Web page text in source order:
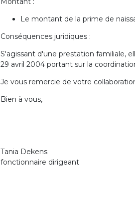
Le montant de la prime de
Conséquences juridiques :
S'agissant d'une prestation familiale,
29 avril 2004 portant sur la
Je vous remercie de votre
Bien à vous,
Tania Dekens
fonctionnaire dirigeant